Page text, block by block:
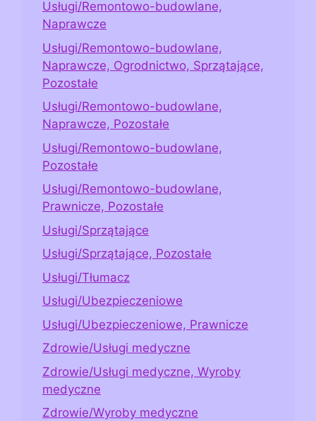
Usługi/Remontowo-budowlane,
Naprawcze
Usługi/Remontowo-budowlane,
Naprawcze, Ogrodnictwo, Sprzątające,
Pozostałe
Usługi/Remontowo-budowlane,
Naprawcze, Pozostałe
Usługi/Remontowo-budowlane,
Pozostałe
Usługi/Remontowo-budowlane,
Prawnicze, Pozostałe
Usługi/Sprzątające
Usługi/Sprzątające, Pozostałe
Usługi/Tłumacz
Usługi/Ubezpieczeniowe
Usługi/Ubezpieczeniowe, Prawnicze
Zdrowie/Usługi medyczne
Zdrowie/Usługi medyczne, Wyroby
medyczne
Zdrowie/Wyroby medyczne